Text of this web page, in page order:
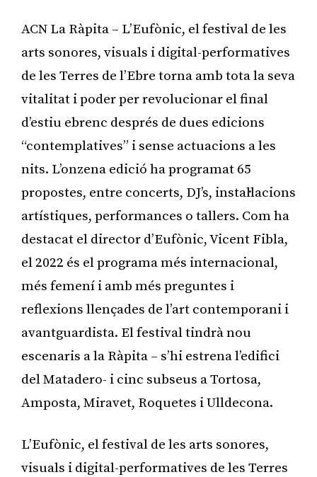
ACN La Ràpita – L’Eufònic, el festival de les
arts sonores, visuals i digital-performatives
de les Terres de l’Ebre torna amb tota la seva
vitalitat i poder per revolucionar el final
d’estiu ebrenc després de dues edicions
“contemplatives” i sense actuacions a les
nits. L’onzena edició ha programat 65
propostes, entre concerts, DJ’s, instal·lacions
artístiques, performances o tallers. Com ha
destacat el director d’Eufònic, Vicent Fibla,
el 2022 és el programa més internacional,
més femení i amb més preguntes i
reflexions llençades de l’art contemporani i
avantguardista. El festival tindrà nou
escenaris a la Ràpita – s’hi estrena l’edifici
del Matadero- i cinc subseus a Tortosa,
Amposta, Miravet, Roquetes i Ulldecona.
L’Eufònic, el festival de les arts sonores,
visuals i digital-performatives de les Terres